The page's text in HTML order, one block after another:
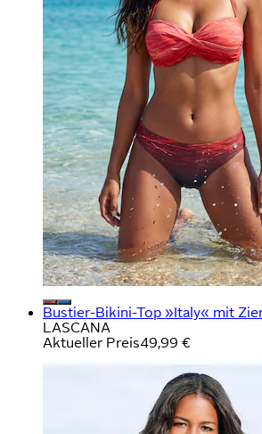
Bustier-Bikini-Top »Italy« mit
LASCANA
Aktueller Preis49,99 €